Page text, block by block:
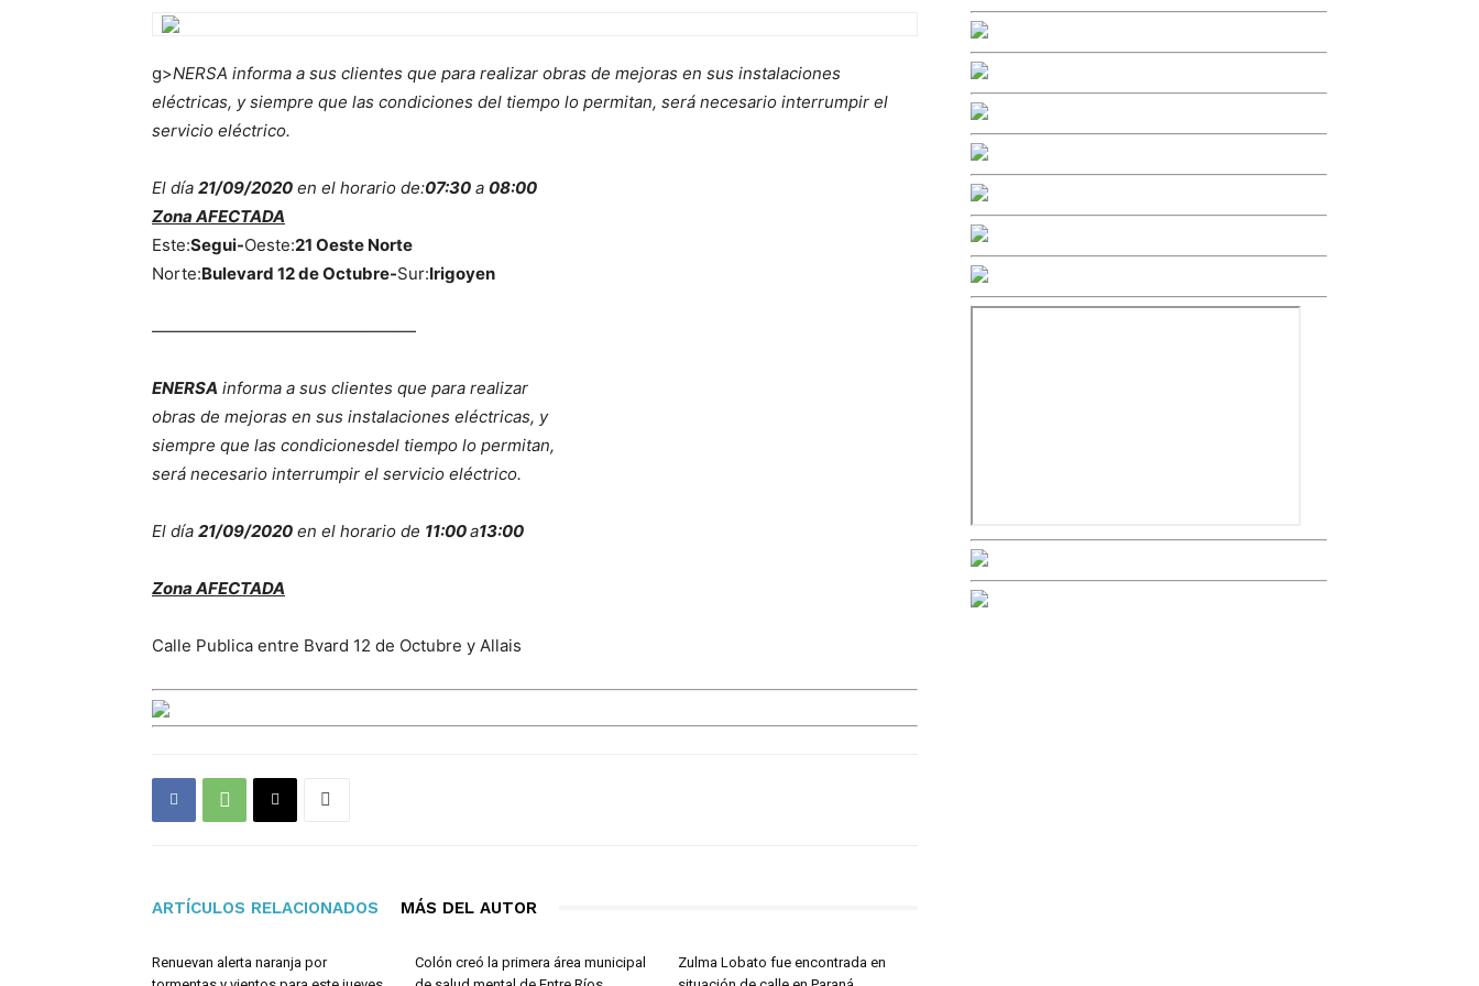
g>NERSA informa a sus clientes que para realizar obras de mejoras en sus instalaciones
eléctricas, y siempre que las condiciones del tiempo lo permitan, será necesario interrumpir el
servicio eléctrico.
El día 21/09/2020 en el horario de:07:30 a 08:00
Zona AFECTADA
Este:Segui-Oeste:21 Oeste Norte
Norte:Bulevard 12 de Octubre-Sur:Irigoyen
————————————————
ENERSA informa a sus clientes que para realizar
obras de mejoras en sus instalaciones eléctricas, y
siempre que las condicionesdel tiempo lo permitan,
será necesario interrumpir el servicio eléctrico.
El día 21/09/2020 en el horario de 11:00a13:00
Zona AFECTADA
Calle Publica entre Bvard 12 de Octubre y Allais
ARTÍCULOS RELACIONADOS MÁS DEL AUTOR
Renuevan alerta naranja por
Colón creó la primera área municipal
Zulma Lobato fue encontrada en